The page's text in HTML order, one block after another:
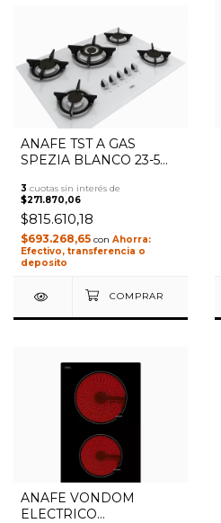
ANAFE TST A GAS
SPEZIA BLANCO 23-5
3 cuotas sin interés de
$271.870,06
$815.610,18
$693.268,65 con
Efectivo, transferencia o
deposito
1/2
ANAFE VONDOM
ELECTRICO